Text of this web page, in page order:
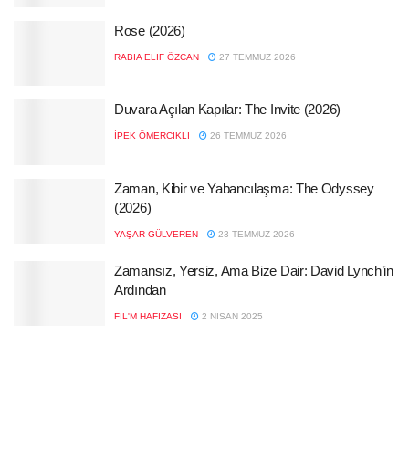
Rose (2026)
RABIA ELIF ÖZCAN 27 TEMMUZ 2026
Duvara Açılan Kapılar: The Invite (2026)
İPEK ÖMERCIKLI 26 TEMMUZ 2026
Zaman, Kibir ve Yabancılaşma: The Odyssey
(2026)
YAŞAR GÜLVEREN 23 TEMMUZ 2026
Zamansız, Yersiz, Ama Bize Dair: David Lynch’in
Ardından
FIL'M HAFIZASI 2 NISAN 2025